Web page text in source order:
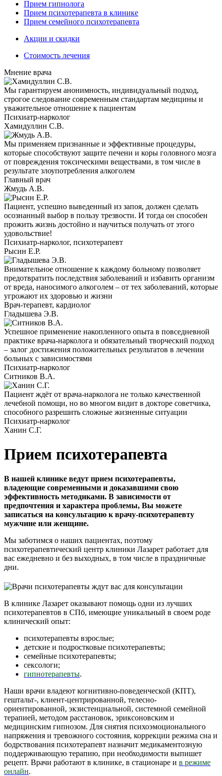
Прием гипнолога
Прием психотерапевта в клинике
Прием семейного психотерапевта
Акции и скидки
Стоимость лечения
Мнение врача
Мы гарантируем анонимность, индивидуальный подход,
строгое следование современным стандартам медицины и
уважительное отношение к пациентам
Психиатр-нарколог
Хамидуллин С.В.
Мы применяем признанные и эффективные процедуры,
которые способствуют защите печени и коры головного мозга
от повреждения токсическими веществами, в том числе в
результате злоупотребления алкоголем
Главный врач
Жмудь А.В.
Пациент, успешно выведенный из запоя, должен сделать
осознанный выбор в пользу трезвости. И тогда он способен
прожить жизнь достойно и научиться получать от этого
удовольствие!
Психиатр-нарколог, психотерапевт
Рысин Е.Р.
Внимательное отношение к каждому больному позволяет
предотвратить последствия заболеваний и избавить организм
от вреда, наносимого алкоголем – от тех заболеваний, которые
угрожают их здоровью и жизни
Врач-терапевт, кардиолог
Гладышева Э.В.
Успешное применение накопленного опыта в повседневной
практике врача-нарколога и обязательный творческий подход
– залог достижения положительных результатов в лечении
больных с зависимостями
Психиатр-нарколог
Ситников В.А.
Пациент ждёт от врача-нарколога не только качественной
лечебной помощи, но во многом видит в докторе советчика,
способного разрешить сложные жизненные ситуации
Психиатр-нарколог
Ханин С.Г.
Прием психотерапевта
В нашей клинике ведут прием психотерапевты,
владеющие современными и доказавшими свою
эффективность методиками. В зависимости от
предпочтения и характера проблемы, Вы можете
записаться на консультацию к врачу-психотерапевту
мужчине или женщине.
Мы заботимся о наших пациентах, поэтому
психотерапевтический центр клиники Лазарет работает для
вас ежедневно и без выходных, в том числе в праздничные
дни.
В клинике Лазарет оказывают помощь одни из лучших
психотерапевтов в СПб, имеющие уникальный в своем роде
клинический опыт:
психотерапевты взрослые;
детские и подростковые психотерапевты;
семейные психотерапевты;
сексологи;
гипнотерапевты.
Наши врачи владеют когнитивно-поведенческой (КПТ),
гештальт-, клиент-центрированной, телесно-
ориентированной, экзистенциальной, системной семейной
терапией, методом расстановок, эриксоновским и
медицинским гипнозом. Для снятия психоэмоционального
напряжения и тревожного состояния, коррекции режима сна и
бодрствования психотерапевт назначит медикаментозную
поддерживающую терапию, при необходимости выпишет
рецепт. Врачи работают в клинике, в стационаре и в режиме
онлайн.